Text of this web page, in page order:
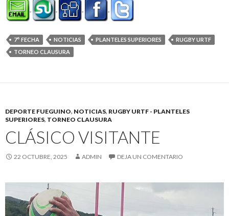
7° FECHA NOTICIAS PLANTELES SUPERIORES
RUGBY URTF
TORNEO CLAUSURA
DEPORTE FUEGUINO, NOTICIAS, RUGBY URTF - PLANTELES
SUPERIORES, TORNEO CLAUSURA
CLÁSICO VISITANTE
22 OCTUBRE, 2025 ADMIN DEJA UN COMENTARIO